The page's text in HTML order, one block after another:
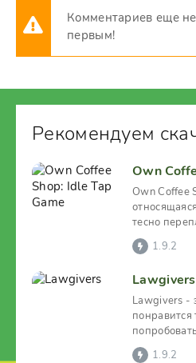
Комментариев еще
первым!
Рекомендуем
Own Coffee
тесно
1.9.2
Lawgivers
Lawgivers -
понравится
но
1.9.2